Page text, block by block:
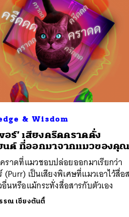
& Wisdom
อร์’ เสียงครืดคราดดั่ง
นต์ ที่ออกมาจากแมวของคุณ
ราดที่แมวชอบปล่อยออกมาเรียกว่า
(Purr) เป็นเสียงพิเศษที่แมวเอาไว้สื่อ
นหรือแม้กระทั่งสื่อสารกับตัวเอง
รณ เชียงตันติ์